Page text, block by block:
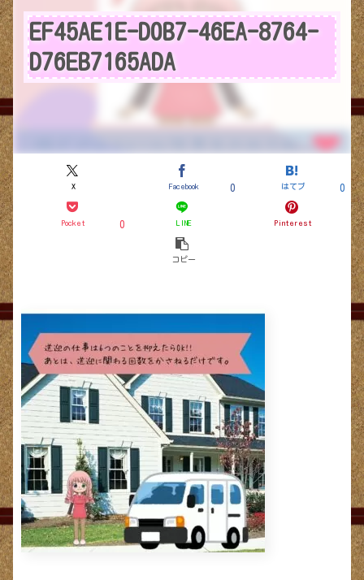
EF45AE1E-D0B7-46EA-8764-
D76EB7165ADA
X Facebook 0 はてブ 0
Pocket 0 LINE Pinterest
コピー